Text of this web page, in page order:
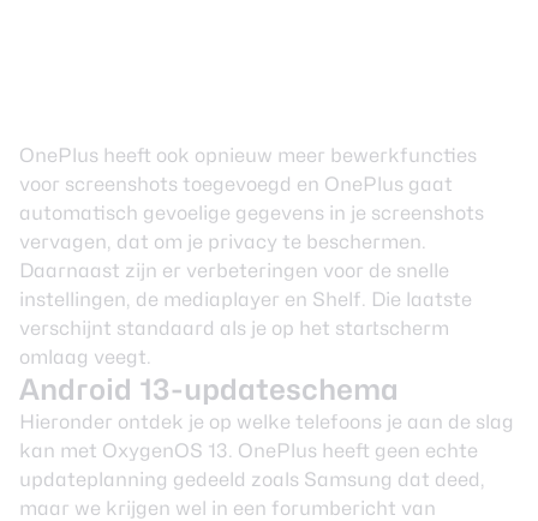
OnePlus heeft ook opnieuw meer bewerkfuncties
voor screenshots toegevoegd en OnePlus gaat
automatisch gevoelige gegevens in je screenshots
vervagen, dat om je privacy te beschermen.
Daarnaast zijn er verbeteringen voor de snelle
instellingen, de mediaplayer en Shelf. Die laatste
verschijnt standaard als je op het startscherm
omlaag veegt.
Android 13-updateschema
Hieronder ontdek je op welke telefoons je aan de slag
kan met OxygenOS 13. OnePlus heeft geen echte
updateplanning gedeeld zoals Samsung dat deed,
maar we krijgen wel in een forumbericht van